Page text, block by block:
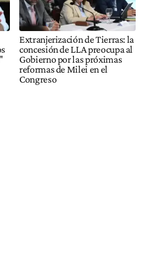
Extranjerización de Tierras: la
concesión de LLA preocupa al
Gobierno por las próximas
reformas de Milei en el
Congreso